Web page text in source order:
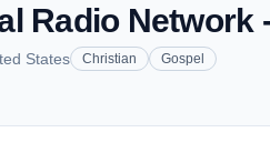
Radio Network
States Christian Gospel